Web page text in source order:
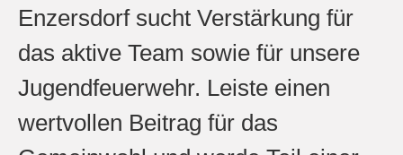
Enzersdorf sucht Verstärkung für
das aktive Team sowie für unsere
Jugendfeuerwehr. Leiste einen
wertvollen Beitrag für das